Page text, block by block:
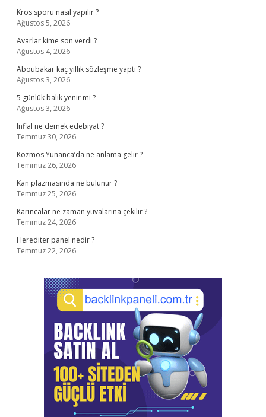
Kros sporu nasıl yapılır ?
Ağustos 5, 2026
Avarlar kime son verdi ?
Ağustos 4, 2026
Aboubakar kaç yıllık sözleşme yaptı ?
Ağustos 3, 2026
5 günlük balık yenir mi ?
Ağustos 3, 2026
Infial ne demek edebiyat ?
Temmuz 30, 2026
Kozmos Yunanca’da ne anlama gelir ?
Temmuz 26, 2026
Kan plazmasında ne bulunur ?
Temmuz 25, 2026
Karıncalar ne zaman yuvalarına çekilir ?
Temmuz 24, 2026
Herediter panel nedir ?
Temmuz 22, 2026